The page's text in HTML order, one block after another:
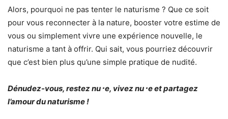
Alors, pourquoi ne pas tenter le naturisme ? Que ce soit
pour vous reconnecter à la nature, booster votre estime de
vous ou simplement vivre une expérience nouvelle, le
naturisme a tant à offrir. Qui sait, vous pourriez découvrir
que c’est bien plus qu’une simple pratique de nudité.
Dénudez-vous, restez nu･e, vivez nu･e et partagez
l’amour du naturisme !